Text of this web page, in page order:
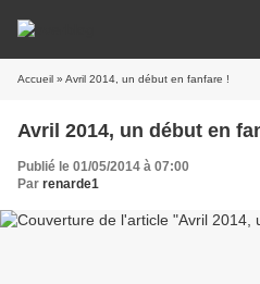
Accueil » Avril 2014, un début en fanfare !
Avril 2014, un début en
Publié le 01/05/2014 à 07:00
Par renarde1